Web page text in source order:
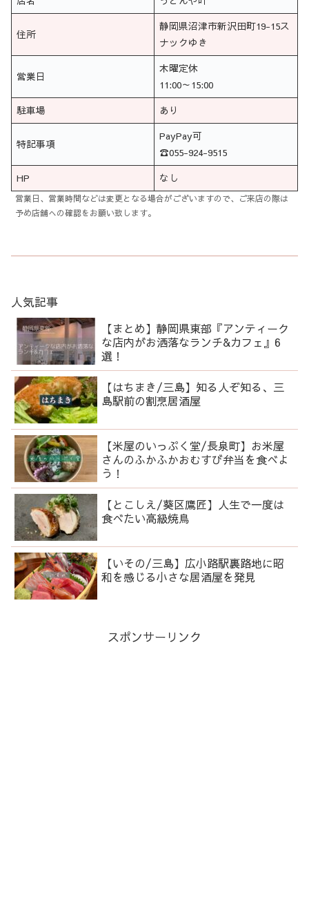
住所
静岡県沼津市新沢田町19-15ス
ナックゆき
営業日
木曜定休
11:00～15:00
駐車場
あり
特記事項
PayPay可
☎055-924-9515
HP
なし
営業日、営業時間などは変更となる場合がございますので、ご来店の際は
予め店舗への確認をお願い致します。
人気記事
【まとめ】静岡県東部『アンティーク
な店内がお洒落なランチ&カフェ』6
選！
【はちまき/三島】知る人ぞ知る、三
島駅前の割烹居酒屋
【米屋のいっぷく堂/長泉町】お米屋
さんのふかふかおむすび弁当を食べよ
う！
【とこしえ/葵区鷹匠】人生で一度は
食べたい高級焼鳥
【いその/三島】広小路駅裏路地に昭
和を感じる小さな居酒屋を発見
スポンサーリンク